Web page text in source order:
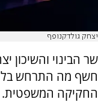
יצחק גולדקנופף
שר הבינוי והשיכון
חשף מה התרחש
החקיקה המשפטית.